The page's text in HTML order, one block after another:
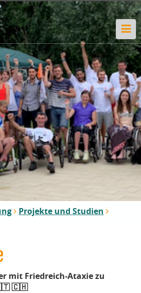
Projekte und Studien
mit Friedreich-Ataxie zu
🇨🇭